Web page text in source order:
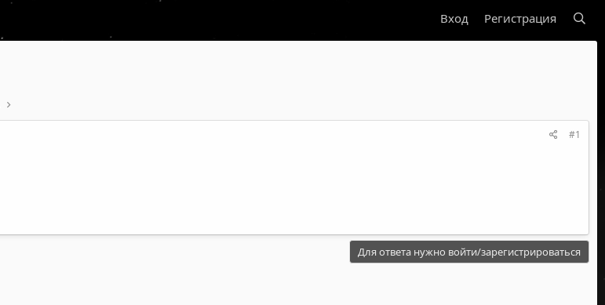
Вход Регистрация
#1
Для ответа нужно войти/зарегистрироваться